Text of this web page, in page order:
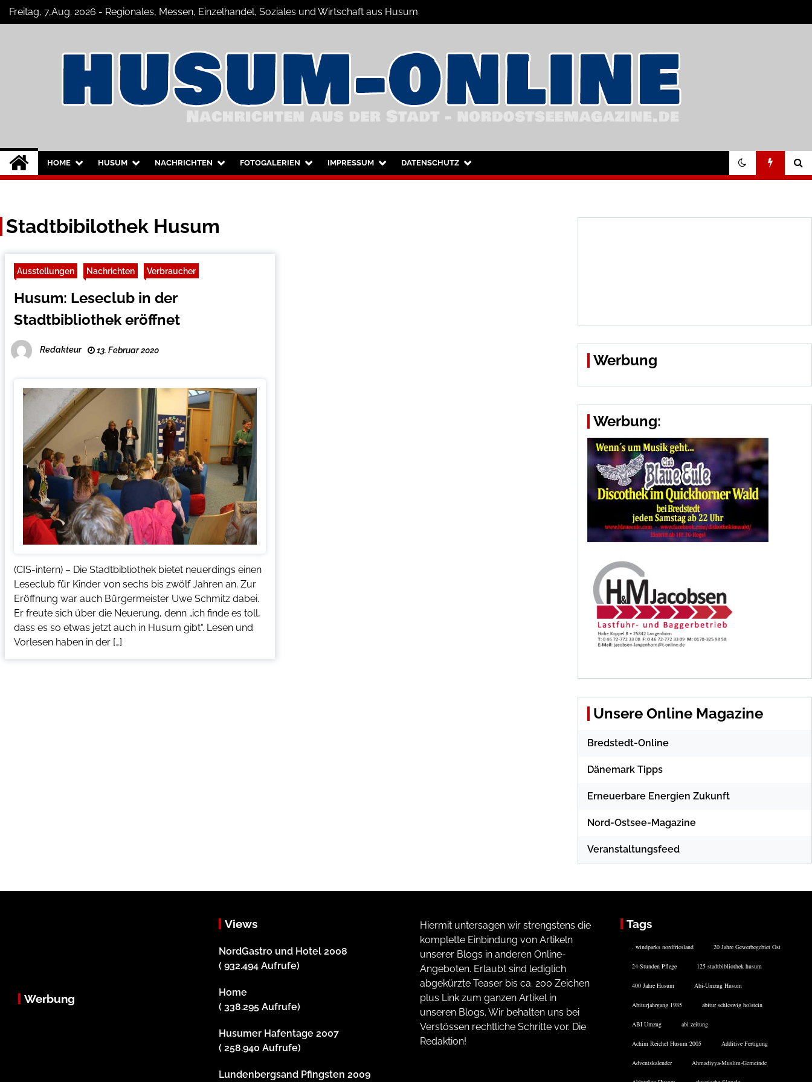
SkipFreitag, 7,Aug. 2026 - Regionales, Messen, Einzelhandel, Soziales und Wirtschaft aus Husum
Husum-Online Nachrichten
Nachrichten und Events für Husum und Umgebung
HOME HUSUM NACHRICHTEN FOTOGALERIEN IMPRESSUM DATENSCHUTZ
Stadtbibilothek Husum
Ausstellungen Nachrichten Verbraucher
Husum: Leseclub in der
Stadtbibliothek eröffnet
Redakteur 13. Februar 2020
(CIS-intern) – Die Stadtbibliothek bietet neuerdings einen
Leseclub für Kinder von sechs bis zwölf Jahren an. Zur
Eröffnung war auch Bürgermeister Uwe Schmitz dabei.
Er freute sich über die Neuerung, denn „ich finde es toll,
dass es so etwas jetzt auch in Husum gibt“. Lesen und
Vorlesen haben in der […]
Werbung
Werbung:
Unsere Online Magazine
Bredstedt-Online
Dänemark Tipps
Erneuerbare Energien Zukunft
Nord-Ostsee-Magazine
Veranstaltungsfeed
Werbung
Views
NordGastro und Hotel 2008
( 932.494 Aufrufe)
Home
( 338.295 Aufrufe)
Husumer Hafentage 2007
( 258.940 Aufrufe)
Lundenbergsand Pfingsten 2009
Hiermit untersagen wir strengstens die
komplette Einbindung von Artikeln
unserer Blogs in anderen Online-
Angeboten. Erlaubt sind lediglich
abgekürzte Teaser bis ca. 200 Zeichen
plus Link zum ganzen Artikel in
unseren Blogs. Wir behalten uns bei
Verstössen rechtliche Schritte vor. Die
Redaktion!
Tags
. windparks nordfriesland 20 Jahre Gewerbegebiet Ost
24-Stunden Pflege 125 stadtbibliothek husum
400 Jahre Husum Abi-Umzug Husum
Abiturjahrgang 1985 abitur schleswig holstein
ABI Umzug abi zeitung
Achim Reichel Husum 2005 Additive Fertigung
Adventskalender Ahmadiyya-Muslim-Gemeinde